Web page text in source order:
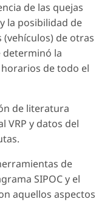
de las quejas
la posibilidad de
de otras
determinó la
de todo el
de literatura
VRP y datos del
de
SIPOC y el
aquellos aspectos